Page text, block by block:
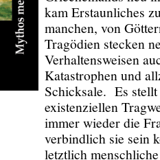
kam Erstaunliches
manchen, von
Tragödien stecken
Verhaltensweisen
Katastrophen und
Schicksale. Es
existenziellen
immer wieder die
verbindlich sie sein
letztlich